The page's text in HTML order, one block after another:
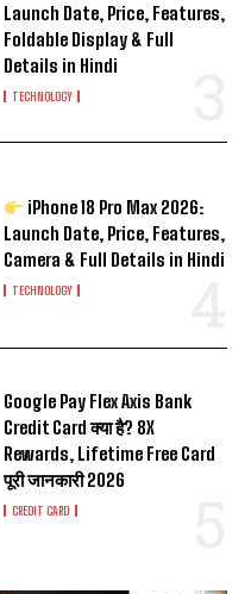
Launch Date, Price, Features,
Foldable Display & Full
Details in Hindi
TECHNOLOGY
iPhone 18 Pro Max 2026:
Launch Date, Price, Features,
Camera & Full Details in Hindi
TECHNOLOGY
Google Pay Flex Axis Bank
Credit Card क्या है? 8X
Rewards, Lifetime Free Card
पूरी जानकारी 2026
CREDIT CARD